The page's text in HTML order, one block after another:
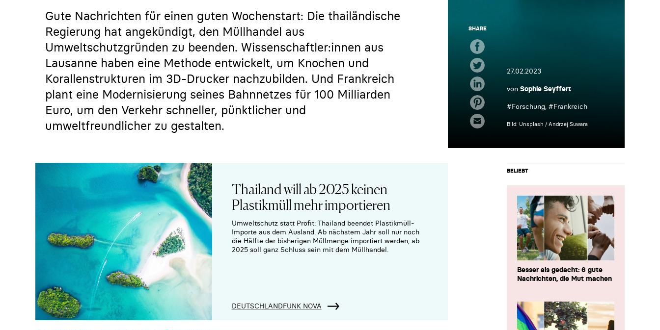
Gute Nachrichten für einen guten Wochenstart: Die thailändische
Regierung hat angekündigt, den Müllhandel aus
Umweltschutzgründen zu beenden. Wissenschaftler:innen aus
Lausanne haben eine Methode entwickelt, um Knochen und
Korallenstrukturen im 3D-Drucker nachzubilden. Und Frankreich
plant eine Modernisierung seines Bahnnetzes für 100 Milliarden
Euro, um den Verkehr schneller, pünktlicher und
umweltfreundlicher zu gestalten.
SHARE
27.02.2023
von Sophie Seyffert
#Forschung, #Frankreich
Bild: Unsplash / Andrzej Suwara
Thailand will ab 2025 keinen
Plastikmüll mehr importieren
Umweltschutz statt Profit: Thailand beendet Plastikmüll-
Importe aus dem Ausland. Ab nächstem Jahr soll nur noch
die Hälfte der bisherigen Müllmenge importiert werden, ab
2025 soll ganz Schluss sein mit dem Müllhandel.
DEUTSCHLANDFUNK NOVA
BELIEBT
Besser als gedacht: 6 gute
Nachrichten, die Mut machen